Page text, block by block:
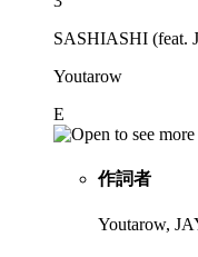
SASHIASHI (feat.
Youtarow
E
作詞者
Youtarow,